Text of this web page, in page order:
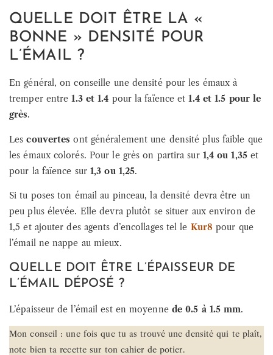
QUELLE DOIT ÊTRE LA «
BONNE » DENSITÉ POUR
L’ÉMAIL ?
En général, on conseille une densité pour les émaux à
tremper entre1.3 et 1.4 pour la faïence et1.4 et 1.5 pour le
grès.
Lescouvertesont généralement une densité plus faible que
les émaux colorés. Pour le grès on partira sur 1,4 ou 1,35et
pour la faïence sur 1,3 ou 1,25.
Si tu poses ton émail au pinceau, la densité devra être un
peu plus élevée. Elle devra plutôt se situer aux environ de
1,5 et ajouter des agents d’encollages tel le Kur8pour que
l’émail ne nappe au mieux.
QUELLE DOIT ÊTRE L’ÉPAISSEUR DE
L’ÉMAIL DÉPOSÉ ?
L’épaisseur de l’émail est en moyenne de 0.5 à 1.5 mm.
Mon conseil : une fois que tu as trouvé une densité qui te plaît,
note bien ta recette sur ton cahier de potier.